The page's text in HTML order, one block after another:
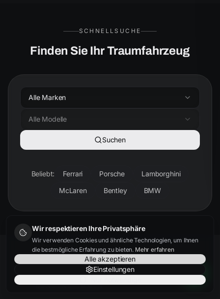
Wir respektieren Ihre Privatsphäre
Wir verwenden Cookies und ähnliche Technologien, um Ihnen
die bestmögliche Erfahrung zu bieten. Mehr erfahren
Alle akzeptieren
Einstellungen
SCHNELLSUCHE
Finden Sie Ihr Traumfahrzeug
Alle Marken
Alle Modelle
Suchen
Beliebt: Ferrari Porsche
Lamborghini
McLaren
Bentley BMW
KUNDENSTIMMEN